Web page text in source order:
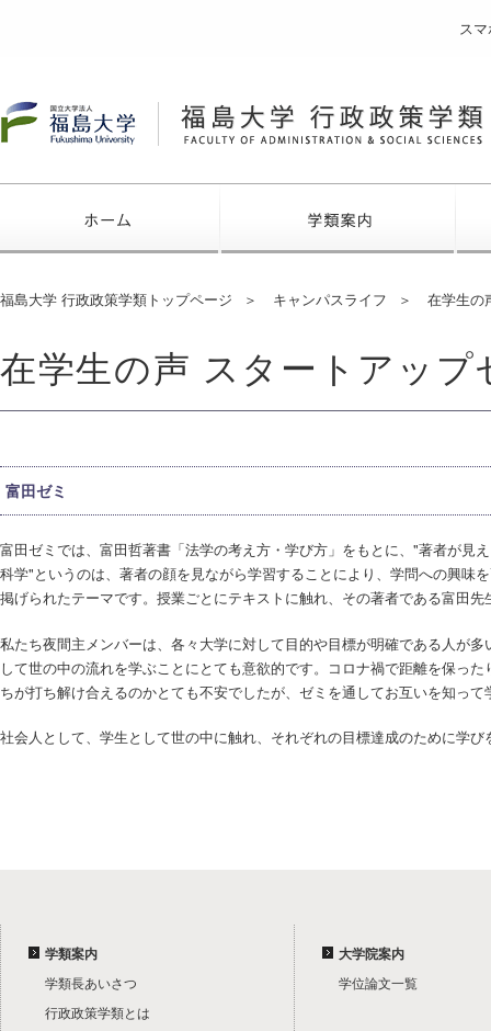
ス
福島大学
福島大学 行政政策学類トップページ キャンパスライフ 在学生の
在学生の声 スタートアップ
富田ゼミ
富田ゼミでは、富田哲著書「法学の考え方・学び方」をもとに、"著者が見
科学"というのは、著者の顔を見ながら学習することにより、学問への興味
掲げられたテーマです。授業ごとにテキストに触れ、その著者である富田
私たち夜間主メンバーは、各々大学に対して目的や目標が明確である人が
して世の中の流れを学ぶことにとても意欲的です。コロナ禍で距離を保っ
ちが打ち解け合えるのかとても不安でしたが、ゼミを通してお互いを知っ
社会人として、学生として世の中に触れ、それぞれの目標達成のために学
学類案内
学類長あいさつ
行政政策学類とは
大学院案内
学位論文一覧